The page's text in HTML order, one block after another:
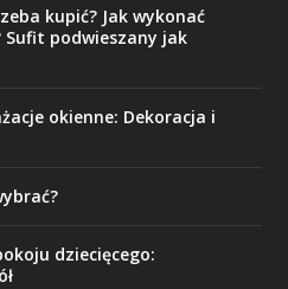
kupić? Jak wykonać
podwieszany jak
okienne: Dekoracja i
dziecięcego: